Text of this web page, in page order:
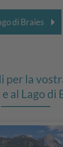
di Braies
per la
al Lago di